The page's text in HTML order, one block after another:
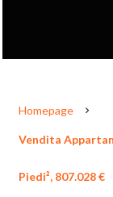
Homepage
Vendita
Piedi², 807.028 €